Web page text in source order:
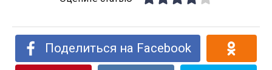
Поделиться на Facebook